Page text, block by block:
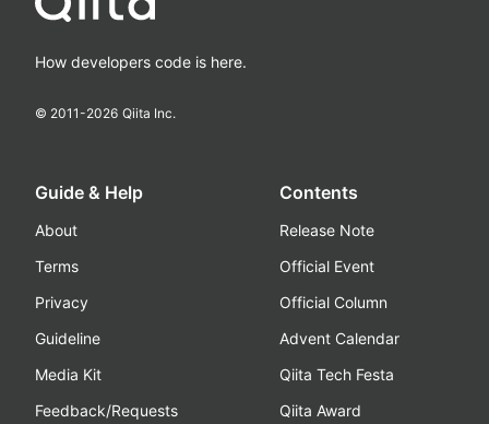
How developers code is here.
© 2011-2026 Qiita Inc.
Guide & Help
About
Terms
Privacy
Guideline
Media Kit
Feedback/Requests
Contents
Release Note
Official Event
Official Column
Advent Calendar
Qiita Tech Festa
Qiita Award